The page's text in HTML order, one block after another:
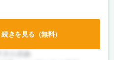
続きを見る（無料）